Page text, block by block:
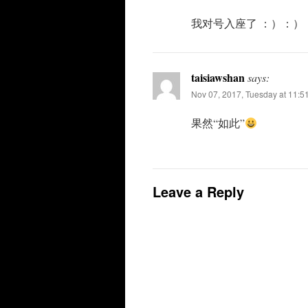
我对号入座了 ：）：）
taisiawshansays:
Nov 07, 2017, Tuesday at
果然“如此”
Leave a Reply